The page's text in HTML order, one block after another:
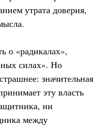
утрата доверия,
о «радикалах»,
силах». Но
значительная
эту власть
ни
между